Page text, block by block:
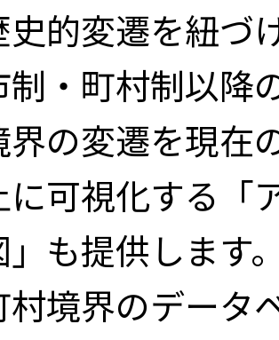
史的変遷を紐づ
制・町村制以降
界の変遷を現在
に可視化する「
」も提供します
村境界のデータ